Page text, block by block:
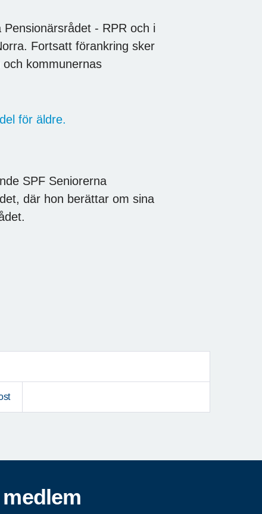
- RPR och i
Fortsatt förankring sker
kommunernas
för äldre.
SPF Seniorerna
där hon berättar om sina